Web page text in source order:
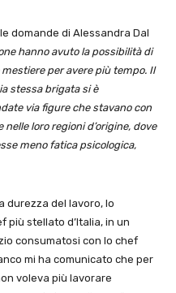
domande di Alessandra Dal
hanno avuto la possibilità di
per avere più tempo. Il
stessa brigata si è
via figure che stavano con
loro regioni d’origine, dove
meno fatica psicologica,
durezza del lavoro, lo
più stellato d’Italia, in un
consumatosi con lo chef
mi ha comunicato che per
voleva più lavorare